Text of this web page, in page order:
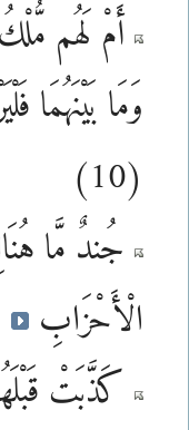
أَمْ لَهُم
وَمَا بَيْنَهُمَا
(10)
جُندٌ مَّا
الْأَحْزَابِ
كَذَّبَتْ